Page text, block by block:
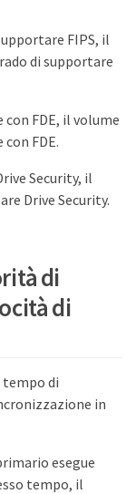
FIPS, il
di supportare
FDE, il volume
FDE.
Security, il
Drive Security.
di
di
di
in
esegue
tempo, il